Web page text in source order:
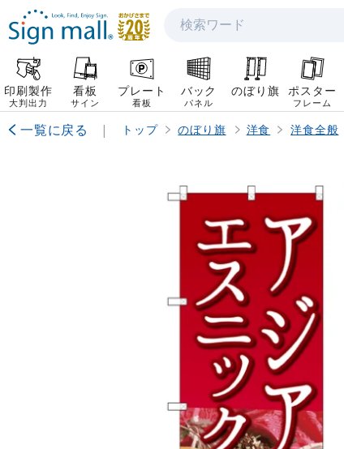
検索
印刷製作
大判出力
看板
サイン
プレート
看板
バック
パネル
のぼり旗 ポスター
フレーム
一覧に戻る | トップ のぼり旗 洋食 洋食全般